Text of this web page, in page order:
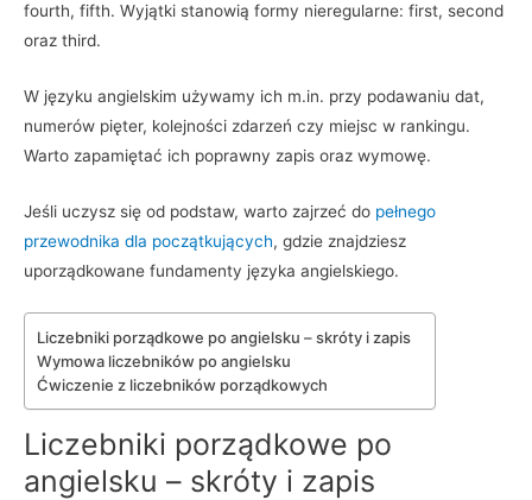
fourth, fifth. Wyjątki stanowią formy nieregularne: first, second
oraz third.
W języku angielskim używamy ich m.in. przy podawaniu dat,
numerów pięter, kolejności zdarzeń czy miejsc w rankingu.
Warto zapamiętać ich poprawny zapis oraz wymowę.
Jeśli uczysz się od podstaw, warto zajrzeć do pełnego
przewodnika dla początkujących, gdzie znajdziesz
uporządkowane fundamenty języka angielskiego.
Liczebniki porządkowe po angielsku – skróty i zapis
Wymowa liczebników po angielsku
Ćwiczenie z liczebników porządkowych
Liczebniki porządkowe po
angielsku – skróty i zapis